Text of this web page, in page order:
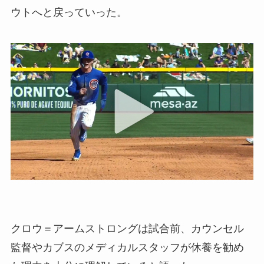
ウトへと戻っていった。
クロウ＝アームストロングは試合前、カウンセル
監督やカブスのメディカルスタッフが休養を勧め